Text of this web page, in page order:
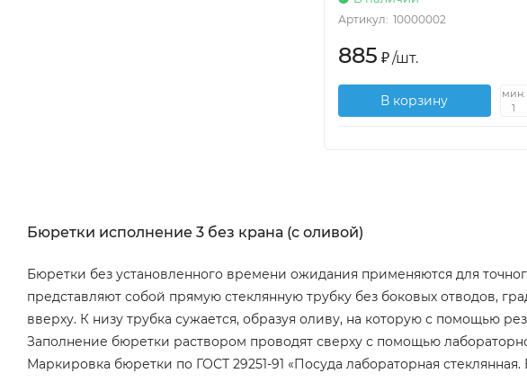
Артикул: 10000002
885 ₽/шт.
В корзину
мин.
1
Бюретки исполнение 3 без крана (с оливой)
Бюретки без установленного времени ожидания применяются для
представляют собой прямую стеклянную трубку без боковых отводов,
вверху. К низу трубка сужается, образуя оливу, на которую с помощью
Заполнение бюретки раствором проводят сверху с помощью
Маркировка бюретки по ГОСТ 29251-91 «Посуда лабораторная